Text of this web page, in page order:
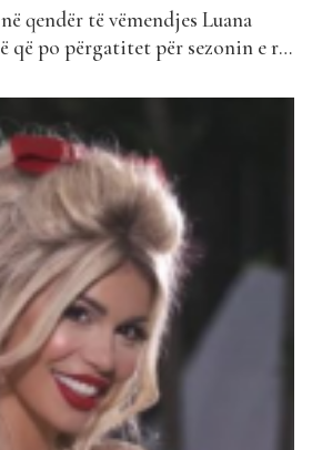
qendër të vëmendjes Luana
që po përgatitet për sezonin e ri
gjithçka që bën artistja e tyre
një postimi të bërë në Instagram
ka...